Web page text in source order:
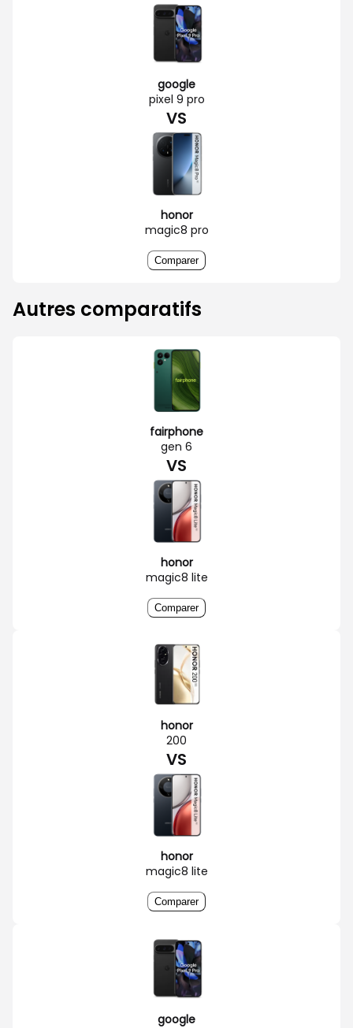
google
pixel 9 pro
VS
honor
magic8 pro
Comparer
Autres comparatifs
fairphone
gen 6
VS
honor
magic8 lite
Comparer
honor
200
VS
honor
magic8 lite
Comparer
google